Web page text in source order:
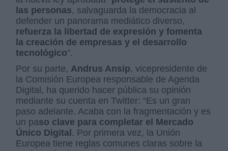
las personas, salvaguarda la democracia al
defender un panorama mediático diverso,
refuerza la libertad de expresión y fomenta
la creación de empresas y el desarrollo
tecnológico”.
Por su parte, Andrus Ansip, vicepresidente de
la Comisión Europea responsable de Agenda
Digital, ha querido hacer pública su opinión
mediante su cuenta en Twitter: “Es un gran
paso adelante. Acaba con la fragmentación y es
un paso clave para completar el Mercado
Único Digital. Por primera vez, la Unión
Europea tiene reglas comunes claras sobre la